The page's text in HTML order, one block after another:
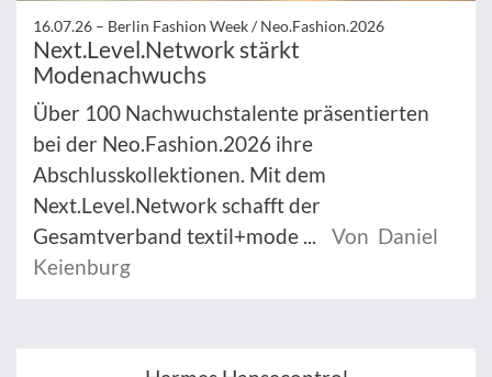
16.07.26 – Berlin Fashion Week / Neo.Fashion.2026
Next.Level.Network stärkt
Modenachwuchs
Über 100 Nachwuchstalente präsentierten
bei der Neo.Fashion.2026 ihre
Abschlusskollektionen. Mit dem
Next.Level.Network schafft der
Gesamtverband textil+mode ...
Von Daniel
Keienburg